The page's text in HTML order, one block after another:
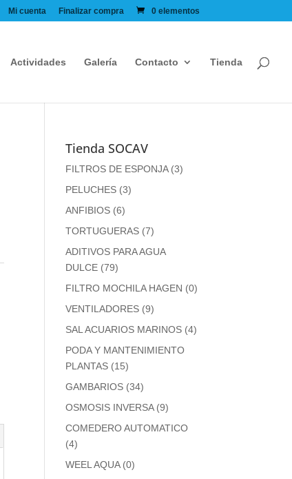
Mi cuenta Finalizar compra 0 elementos
Actividades Galería Contacto Tienda
Tienda SOCAV
FILTROS DE ESPONJA (3)
PELUCHES (3)
ANFIBIOS (6)
TORTUGUERAS (7)
ADITIVOS PARA AGUA
DULCE (79)
FILTRO MOCHILA HAGEN (0)
VENTILADORES (9)
SAL ACUARIOS MARINOS (4)
PODA Y MANTENIMIENTO
PLANTAS (15)
GAMBARIOS (34)
OSMOSIS INVERSA (9)
COMEDERO AUTOMATICO
(4)
WEEL AQUA (0)